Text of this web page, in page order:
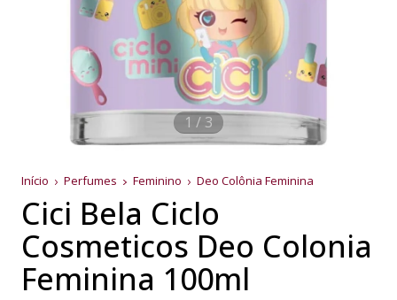
1 /3
Início Perfumes Feminino Deo Colônia Feminina
Cici Bela Ciclo
Cosmeticos Deo Colonia
Feminina 100ml